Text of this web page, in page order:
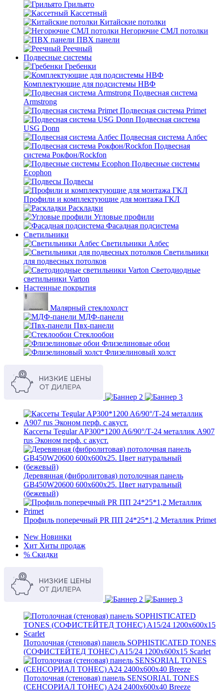
Грильято
Кассетный
Китайские потолки
Негорючие СМЛ потолки
ПВХ панели
Реечный
Подвесные системы
Гребенки
Комплектующие для подсистемы НВФ
Подвесная система
Armstrong
Подвесная система Primet
Подвесная система
USG Donn
Подвесная система Албес
Подвесная
система Рокфон/Rockfon
Подвесные системы
Ecophon
Подвесы
Профили и комплектующие для монтажа ГКЛ
Раскладки
Угловые профили
Фасадная подсистема
Светильники
Светильники Албес
Светильники
для подвесных потолков
Светодиодные
светильники Varton
Настенные покрытия
Малярный стеклохолст
МДФ-панели
Пвх-панели
Стеклообои
Флизелиновые обои
Флизелиновый холст
Кассеты Tegular AP300*1200 A6/90°/Т-24 металлик А907
rus Эконом перф. с акуст.
Деревянная (фибролитовая) потолочная панель
GB450W20600 600х600х25. Цвет натуральный
(бежевый)
Профиль поперечный PR ПП 24*25*1,2 Металлик Primet
New Новинки
Хит Хиты продаж
% Скидки
Потолочная (стеновая) панель SOPHISTICATED TONES
(СОФИСТЕЙТЕД ТОНЕС) A15/24 1200x600x15 Scarlet
Потолочная (стеновая) панель SENSORIAL TONES
(СЕНСОРИАЛ ТОНЕС) A24 2400x600x40 Breeze